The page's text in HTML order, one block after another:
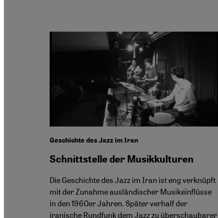
Geschichte des Jazz im Iran
Schnittstelle der Musikkulturen
Die Geschichte des Jazz im Iran ist eng verknüpft
mit der Zunahme ausländischer Musikeinflüsse
in den 1960er Jahren. Später verhalf der
iranische Rundfunk dem Jazz zu überschaubarer